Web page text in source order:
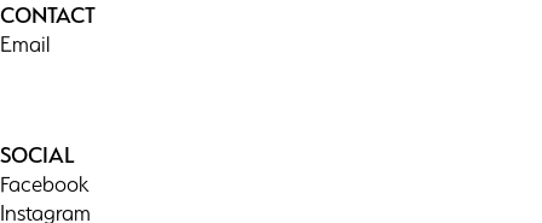
CONTACT
Email
SOCIAL
Facebook
Instagram